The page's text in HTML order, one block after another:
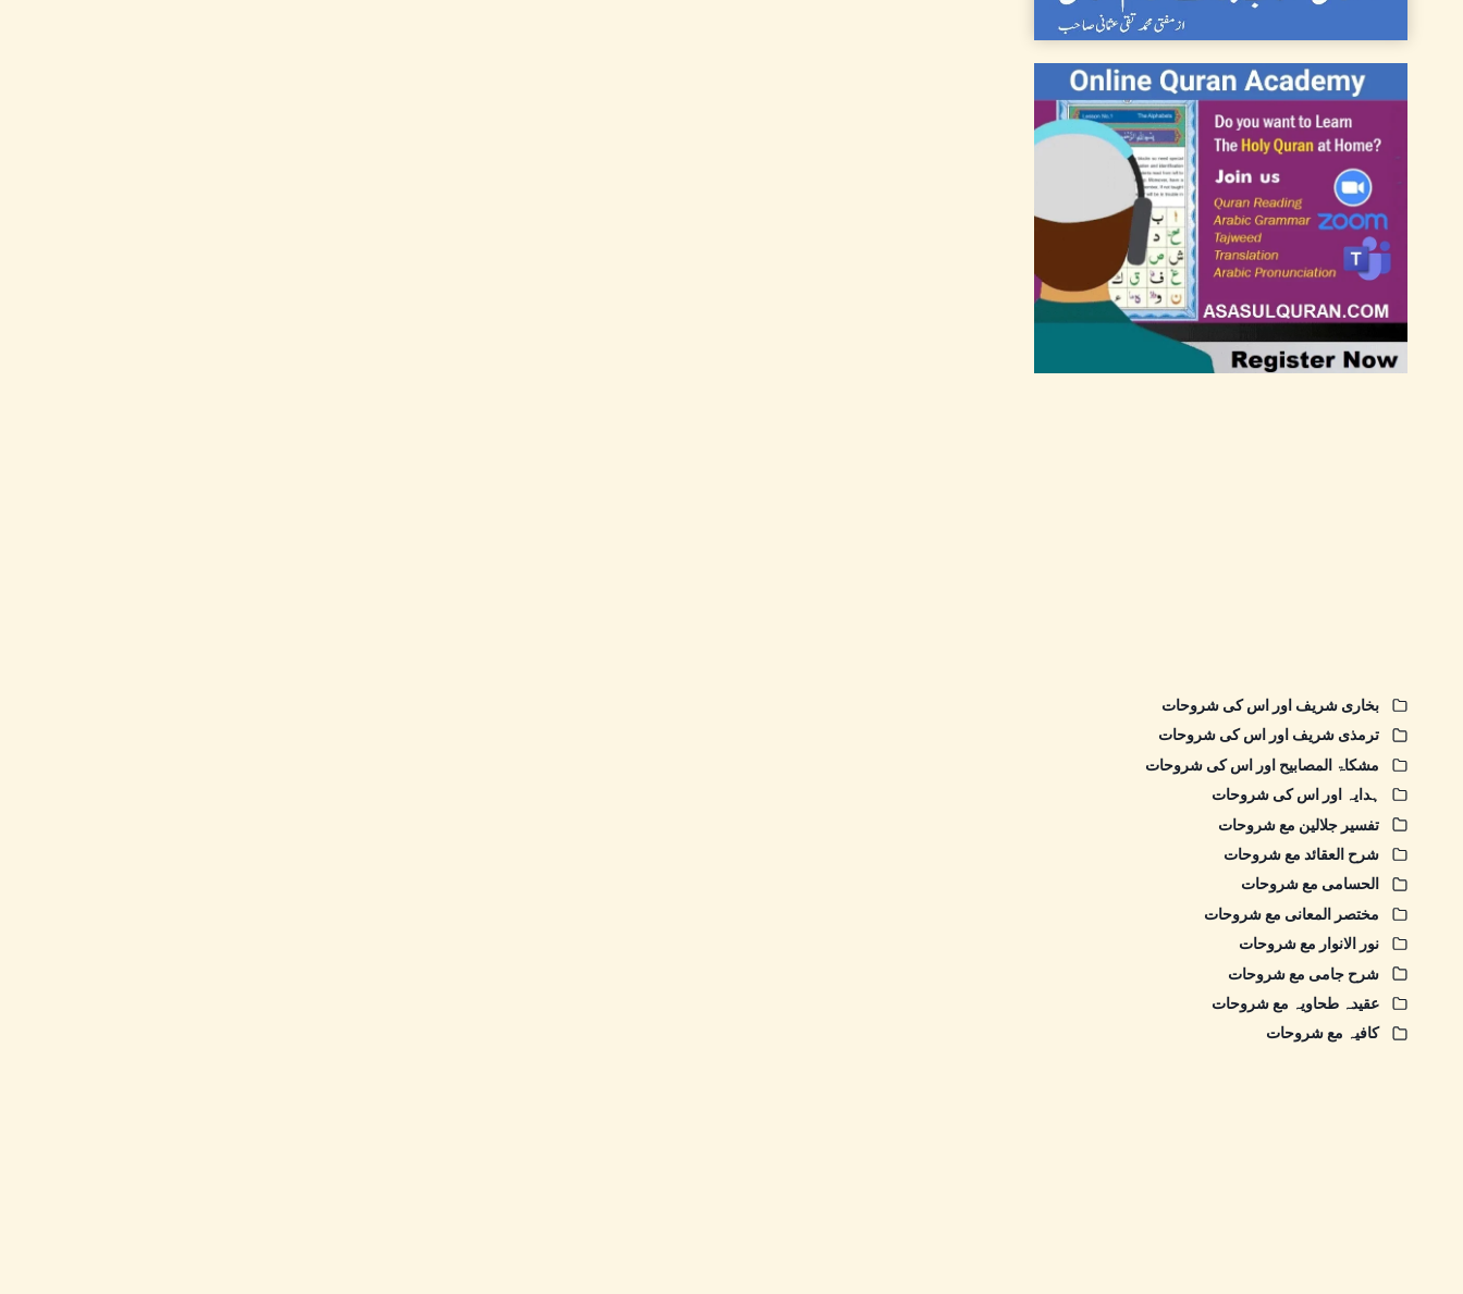
بخاری شریف اور اس کی شروحات
ترمذی شریف اور اس کی شروحات
مشکاۃ المصابیح اور اس کی شروحات
ہدایہ اور اس کی شروحات
تفسیر جلالین مع شروحات
شرح العقائد مع شروحات
الحسامی مع شروحات
مختصر المعانی مع شروحات
نور الانوار مع شروحات
شرح جامی مع شروحات
عقیدہ طحاویہ مع شروحات
کافیہ مع شروحات